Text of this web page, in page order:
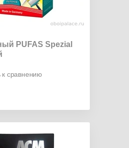
PUFAS Spezial
к сравнению